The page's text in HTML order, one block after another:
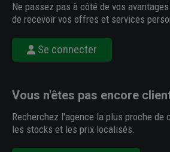
Ne passez pas à côté de vos
de recevoir vos offres et services
Se connecter
Vous n'êtes pas encore
Recherchez l'agence la plus proche de
les stocks et les prix localisés.